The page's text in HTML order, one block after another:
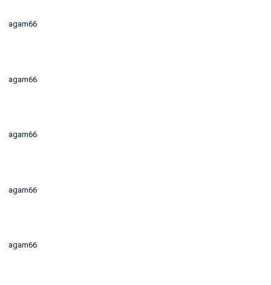
agam66
agam66
agam66
agam66
agam66